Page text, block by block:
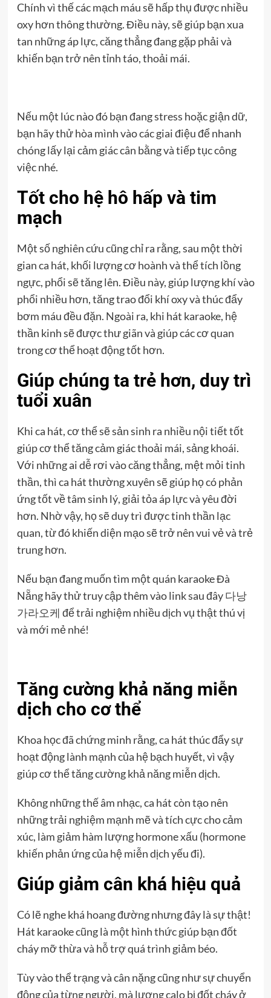
Chính vì thế các mạch máu sẽ hấp thụ được nhiều
oxy hơn thông thường. Điều này, sẽ giúp bạn xua
tan những áp lực, căng thẳng đang gặp phải và
khiến bạn trở nên tỉnh táo, thoải mái.
Nếu một lúc nào đó bạn đang stress hoặc giận dữ,
bạn hãy thử hòa mình vào các giai điệu để nhanh
chóng lấy lại cảm giác cân bằng và tiếp tục công
việc nhé.
Tốt cho hệ hô hấp và tim
mạch
Một số nghiên cứu cũng chỉ ra rằng, sau một thời
gian ca hát, khối lượng cơ hoành và thể tích lồng
ngực, phổi sẽ tăng lên. Điều này, giúp lượng khí vào
phổi nhiều hơn, tăng trao đổi khí oxy và thúc đẩy
bơm máu đều đặn. Ngoài ra, khi hát karaoke, hệ
thần kinh sẽ được thư giãn và giúp các cơ quan
trong cơ thể hoạt động tốt hơn.
Giúp chúng ta trẻ hơn, duy trì
tuổi xuân
Khi ca hát, cơ thể sẽ sản sinh ra nhiều nội tiết tốt
giúp cơ thể tăng cảm giác thoải mái, sảng khoái.
Với những ai dễ rơi vào căng thẳng, mệt mỏi tinh
thần, thì ca hát thường xuyên sẽ giúp họ có phản
ứng tốt về tâm sinh lý, giải tỏa áp lực và yêu đời
hơn. Nhờ vậy, họ sẽ duy trì được tinh thần lạc
quan, từ đó khiến diện mạo sẽ trở nên vui vẻ và trẻ
trung hơn.
Nếu bạn đang muốn tìm một quán karaoke Đà
Nẵng hãy thử truy cập thêm vào link sau đây다낭
가라오케 để trải nghiệm nhiều dịch vụ thật thú vị
và mới mẻ nhé!
Tăng cường khả năng miễn
dịch cho cơ thể
Khoa học đã chứng minh rằng, ca hát thúc đẩy sự
hoạt động lành mạnh của hệ bạch huyết, vì vậy
giúp cơ thể tăng cường khả năng miễn dịch.
Không những thế âm nhạc, ca hát còn tạo nên
những trải nghiệm mạnh mẽ và tích cực cho cảm
xúc, làm giảm hàm lượng hormone xấu (hormone
khiến phản ứng của hệ miễn dịch yếu đi).
Giúp giảm cân khá hiệu quả
Có lẽ nghe khá hoang đường nhưng đây là sự thật!
Hát karaoke cũng là một hình thức giúp bạn đốt
cháy mỡ thừa và hỗ trợ quá trình giảm béo.
Tùy vào thể trạng và cân nặng cũng như sự chuyển
động của từng người, mà lượng calo bị đốt cháy ở